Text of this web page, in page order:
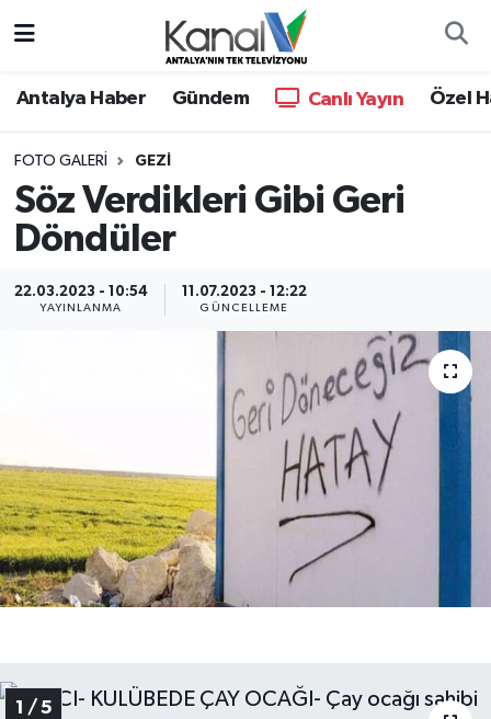
Antalya Haber Gündem Canlı Yayın Özel
FOTO GALERI GEZI
Söz Verdikleri Gibi Geri
Döndüler
22.03.2023 - 10:54
YAYINLANMA
11.07.2023 - 12:22
GÜNCELLEME
1 / 5
Antalya Haber
Dünya
Eğitim
Ekonomi
Haber Kuşakları
Haberler
KANALV Spor
Magazin
Hava Durumu
Trafik Durumu
Süper Lig Puan Durumu ve Fikstür
Tüm Manşetler